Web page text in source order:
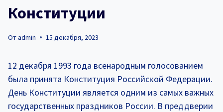
Конституции
Отadmin 15 декабря, 2023
12 декабря 1993 года всенародным голосованием
была принята Конституция Российской Федерации.
День Конституции является одним из самых важных
государственных праздников России. В преддверии